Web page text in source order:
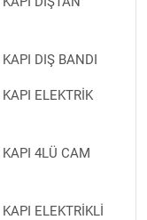
DIŞ BANDI
ELEKTRİK
4LÜ CAM
ELEKTRİKLİ